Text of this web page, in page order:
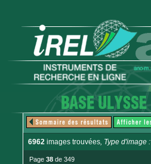
6962 images trouvées, Type d'image :
Page 38 de 349